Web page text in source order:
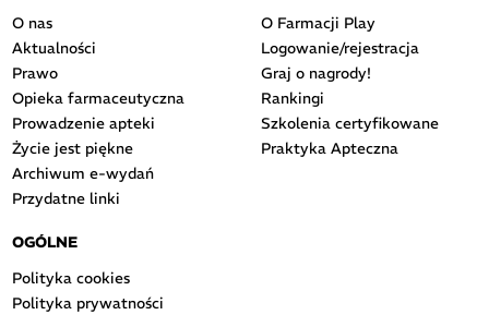
O nas
Aktualności
Prawo
Opieka farmaceutyczna
Prowadzenie apteki
Życie jest piękne
Archiwum e-wydań
Przydatne linki
O Farmacji Play
Logowanie/rejestracja
Graj o nagrody!
Rankingi
Szkolenia certyfikowane
Praktyka Apteczna
OGÓLNE
Polityka cookies
Polityka prywatności